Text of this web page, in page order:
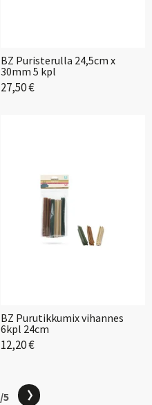
BZ Puristerulla 24,5cm x
30mm 5 kpl
27,50 €
BZ Purutikkumix vihannes
6kpl 24cm
12,20 €
/5